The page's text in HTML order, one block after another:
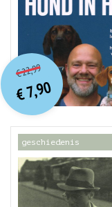
€22,99O
orspr
onkelijke
prijs
was:
€ 22,99.
€7,90
Huidige
prijs
is:
€ 7,90.
geschiedenis